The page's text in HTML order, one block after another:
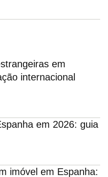
em
internacional
em 2026: guia
imóvel em Espanha: